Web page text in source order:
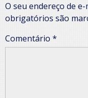
O seu endereço de
obrigatórios são
Comentário *